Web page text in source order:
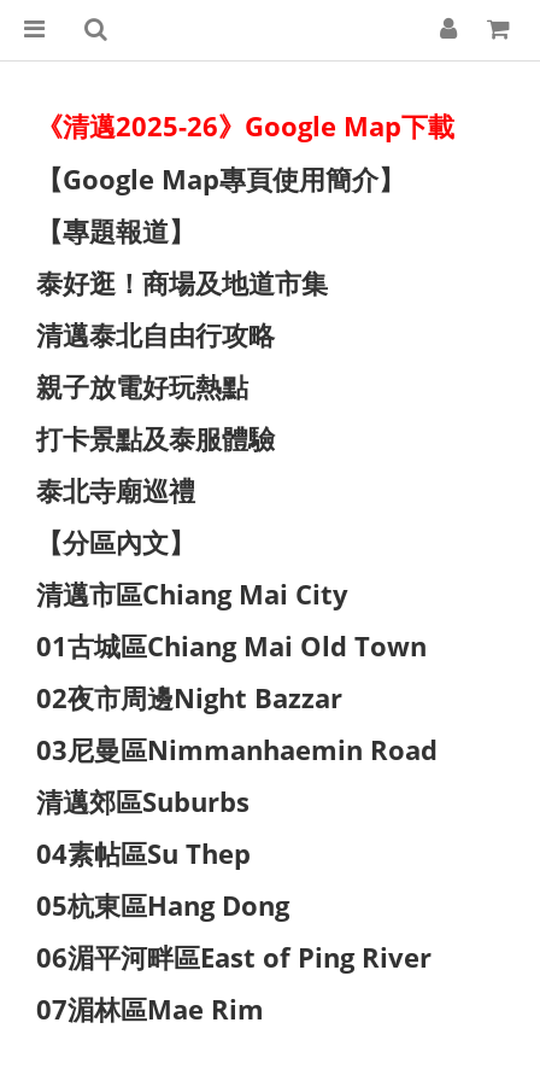
《清邁2025-26》Google Map下載
【Google Map專頁使用簡介】
【專題報道】
泰好逛！商場及地道市集
清邁泰北自由行攻略
親子放電好玩熱點
打卡景點及泰服體驗
泰北寺廟巡禮
【分區內文】
清邁市區Chiang Mai City
01古城區Chiang Mai Old Town
02夜市周邊Night Bazzar
03尼曼區Nimmanhaemin Road
清邁郊區Suburbs
04素帖區Su Thep
05杭東區Hang Dong
06湄平河畔區East of Ping River
07湄林區Mae Rim